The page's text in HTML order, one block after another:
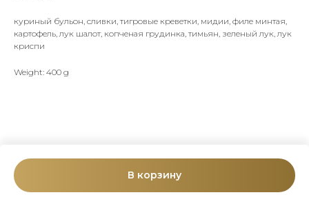
В корзину
куриный бульон, сливки, тигровые креветки, мидии, филе минтая,
картофель, лук шалот, копченая грудинка, тимьян, зеленый лук, лук
криспи
Weight: 400 g